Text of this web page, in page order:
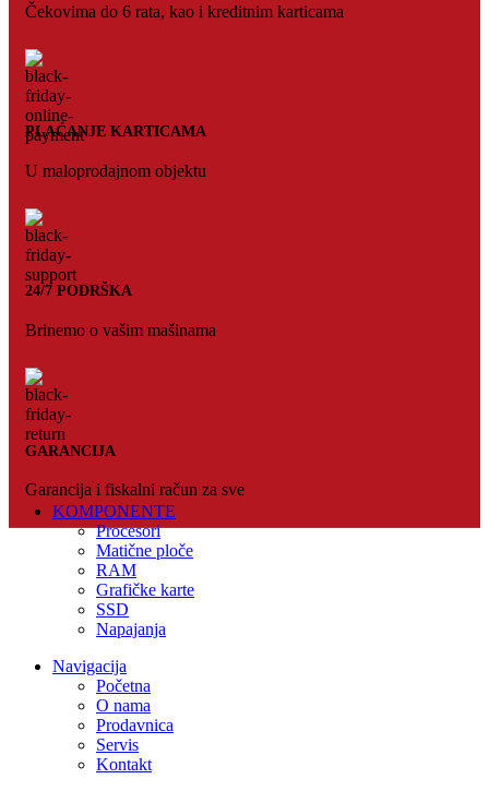
Čekovima do 6 rata, kao i kreditnim karticama
PLAĆANJE KARTICAMA
U maloprodajnom objektu
24/7 PODRŠKA
Brinemo o vašim mašinama
GARANCIJA
Garancija i fiskalni račun za sve
KOMPONENTE
Procesori
Matične ploče
RAM
Grafičke karte
SSD
Napajanja
Navigacija
Početna
O nama
Prodavnica
Servis
Kontakt